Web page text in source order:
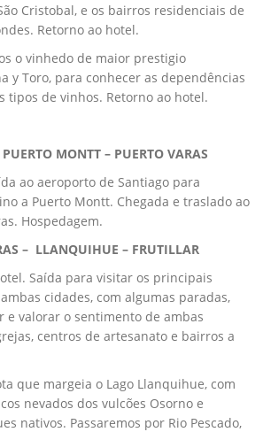
Cristobal, e os bairros residenciais de
Retorno ao hotel.
o vinhedo de maior prestigio
y Toro, para conhecer as dependências
tipos de vinhos. Retorno ao hotel.
MONTT – PUERTO VARAS
ao aeroporto de Santiago para
a Puerto Montt. Chegada e traslado ao
Hospedagem.
– LLANQUIHUE – FRUTILLAR
Saída para visitar os principais
cidades, com algumas paradas,
e valorar o sentimento de ambas
centros de artesanato e bairros a
que margeia o Lago Llanquihue, com
nevados dos vulcões Osorno e
nativos. Passaremos por Rio Pescado,